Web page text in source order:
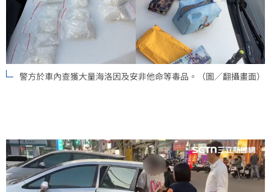
警方於車內查獲大量海洛因及安非他命等毒品。（圖／翻攝畫面）